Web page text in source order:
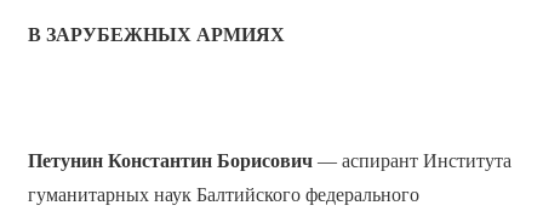
В ЗАРУБЕЖНЫХ АРМИЯХ
Петунин Константин Борисович— аспирант Института
гуманитарных наук Балтийского федерального